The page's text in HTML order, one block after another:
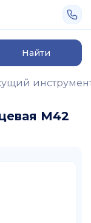
Найти
M42